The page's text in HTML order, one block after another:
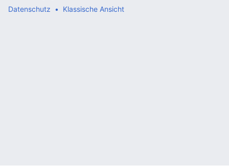
Datenschutz
Klassische Ansicht